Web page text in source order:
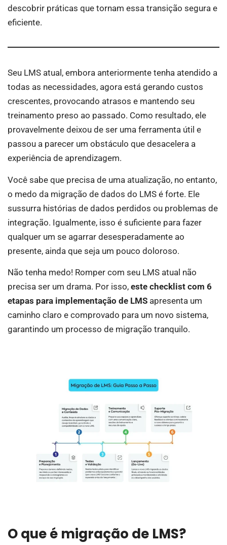
descobrir práticas que tornam essa transição segura e
eficiente.
Seu LMS atual, embora anteriormente tenha atendido a
todas as necessidades, agora está gerando custos
crescentes, provocando atrasos e mantendo seu
treinamento preso ao passado. Como resultado, ele
provavelmente deixou de ser uma ferramenta útil e
passou a parecer um obstáculo que desacelera a
experiência de aprendizagem.
Você sabe que precisa de uma atualização, no entanto,
o medo da migração de dados do LMS é forte. Ele
sussurra histórias de dados perdidos ou problemas de
integração. Igualmente, isso é suficiente para fazer
qualquer um se agarrar desesperadamente ao
presente, ainda que seja um pouco doloroso.
Não tenha medo! Romper com seu LMS atual não
precisa ser um drama. Por isso, este checklist com 6
etapas para implementação de LMS apresenta um
caminho claro e comprovado para um novo sistema,
garantindo um processo de migração tranquilo.
O que é migração de LMS?